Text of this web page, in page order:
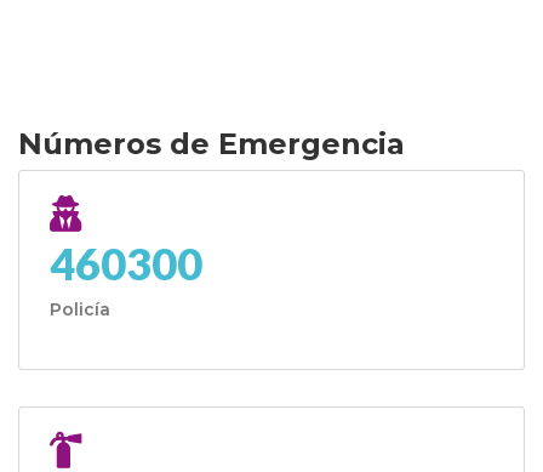
Números de Emergencia
460300
Policía